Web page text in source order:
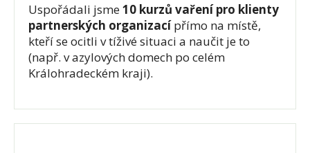
Uspořádali jsme10 kurzů vaření pro klienty
partnerských organizacípřímo na místě,
kteří se ocitli v tíživé situaci a naučit je to
(např. v azylových domech po celém
Králohradeckém kraji).